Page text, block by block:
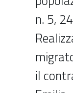
n. 5,
il